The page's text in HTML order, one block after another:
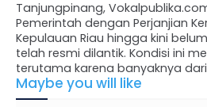
Tanjungpinang,
Pemerintah dengan Perjanjian
Kepulauan Riau hingga kini
telah resmi dilantik. Kondisi ini
terutama karena banyaknya
menggantungkan hidup dari
untuk kebutuhan sehari-hari.
Maybe you will like